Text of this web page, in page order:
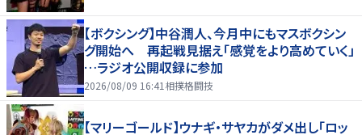
【ボクシング】中谷潤人、今月中にもマスボクシン
グ開始へ 再起戦見据え「感覚をより高めていく」
…ラジオ公開収録に参加
2026/08/09 16:41 相撲格闘技
【マリーゴールド】ウナギ・サヤカがダメ出し「ロッ